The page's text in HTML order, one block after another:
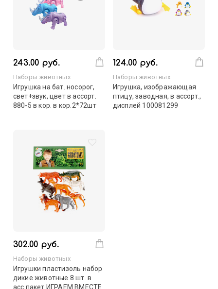
243.00 руб.
Наборы животных
Игрушка на бат. носорог,
свет+звук, цвет в ассорт.
880-5 в кор. в кор.2*72шт
124.00 руб.
Наборы животных
Игрушка, изображающая
птицу, заводная, в ассорт.,
дисплей 100081299
302.00 руб.
Наборы животных
Игрушки пластизоль набор
дикие животные 8 шт. в
асс.пакет ИГРАЕМ ВМЕСТЕ